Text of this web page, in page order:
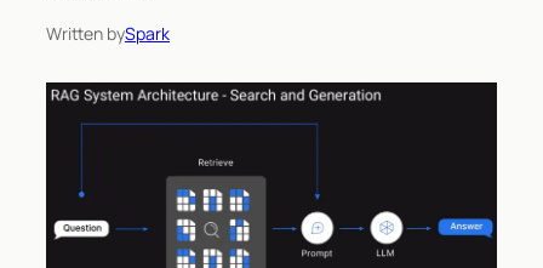
Written bySpark